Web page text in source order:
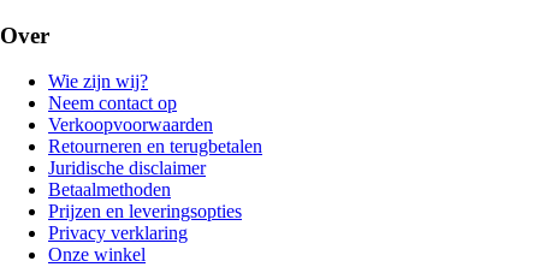
Over
Wie zijn wij?
Neem contact op
Verkoopvoorwaarden
Retourneren en terugbetalen
Juridische disclaimer
Betaalmethoden
Prijzen en leveringsopties
Privacy verklaring
Onze winkel